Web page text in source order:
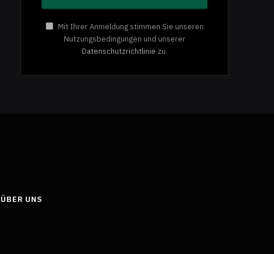
Mit Ihrer Anmeldung stimmen Sie unseren
Nutzungsbedingungen und unserer
Datenschutzrichtlinie zu.
ÜBER UNS